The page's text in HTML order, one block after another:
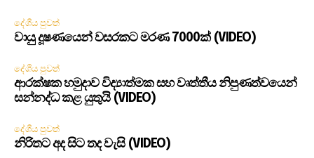
දේශීය පුවත්
වායු දූෂණයෙන් වසරකට මරණ 7000ක් (VIDEO)
දේශීය පුවත්
ආරක්ෂක හමුදාව විද්‍යාත්මක සහ වෘත්තීය නිපුණත්වයෙන්
සන්නද්ධ කළ යුතුයි (VIDEO)
දේශීය පුවත්
නිරිතට අද සිට තද වැසි (VIDEO)